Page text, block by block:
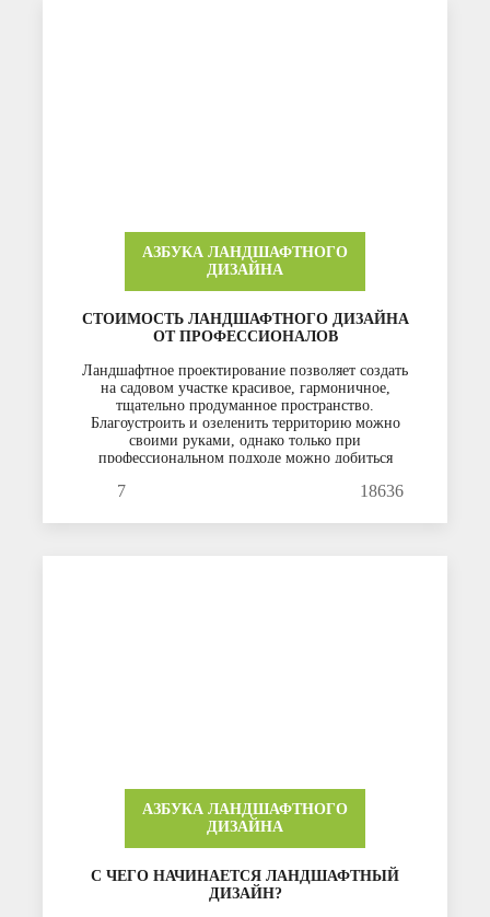
АЗБУКА ЛАНДШАФТНОГО
ДИЗАЙНА
СТОИМОСТЬ ЛАНДШАФТНОГО ДИЗАЙНА
ОТ ПРОФЕССИОНАЛОВ
Ландшафтное проектирование позволяет создать
на садовом участке красивое, гармоничное,
тщательно продуманное пространство.
Благоустроить и озеленить территорию можно
своими руками, однако только при
профессиональном подходе можно добиться
7 18636
АЗБУКА ЛАНДШАФТНОГО
ДИЗАЙНА
С ЧЕГО НАЧИНАЕТСЯ ЛАНДШАФТНЫЙ
ДИЗАЙН?